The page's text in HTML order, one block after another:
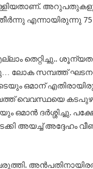
എന്നായിരുന്നു
തെറ്റിച്ചു..
ലോക സമ്പത്ത്
ഒമാന്
വെവസ്ഥയെ
ഒമാൻ ദർശ്ശിച്ചു.
അയച്ച് അദ്ദേഹം